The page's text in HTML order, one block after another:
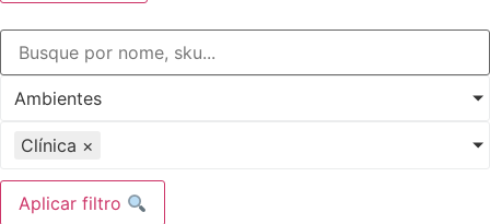
Ambientes
Clínica ×
Aplicar filtro